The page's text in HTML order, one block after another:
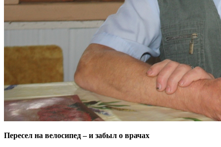
Пересел на велосипед – и забыл о врачах